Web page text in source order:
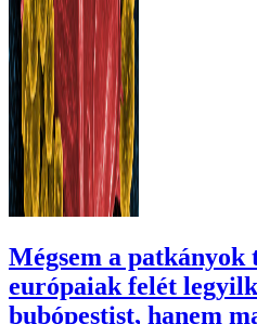
Mégsem a patkányok
európaiak felét
bubópestist, hanem